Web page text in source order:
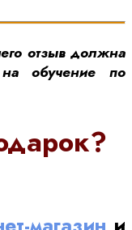
отзыв должна
обучение по